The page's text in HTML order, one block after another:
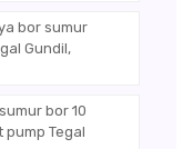
bor sumur
Gundil,
bor 10
pump Tegal